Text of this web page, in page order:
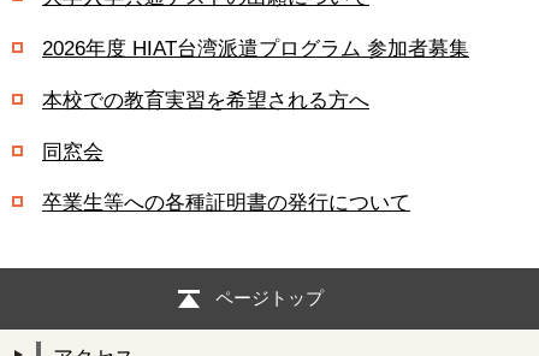
2026年度 HIAT台湾派遣プログラム 参加者募集
本校での教育実習を希望される方へ
同窓会
卒業生等への各種証明書の発行について
ページトップ